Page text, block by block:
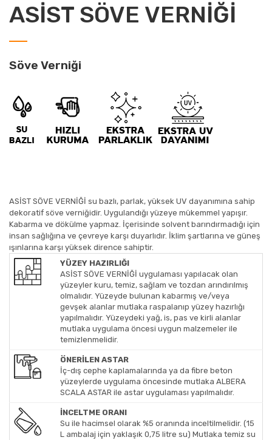
ASİST SÖVE VERNİĞİ
Söve Verniği
ASİST SÖVE VERNİĞİ su bazlı, parlak, yüksek UV dayanımına sahip
dekoratif söve verniğidir. Uygulandığı yüzeye mükemmel yapışır.
Kabarma ve dökülme yapmaz. İçerisinde solvent barındırmadığı için
insan sağlığına ve çevreye karşı duyarlıdır. İklim şartlarına ve güneş
ışınlarına karşı yüksek dirence sahiptir.
YÜZEY HAZIRLIĞI
ASİST SÖVE VERNİĞİ uygulaması yapılacak olan
yüzeyler kuru, temiz, sağlam ve tozdan arındırılmış
olmalıdır. Yüzeyde bulunan kabarmış ve/veya
gevşek alanlar mutlaka raspalanıp yüzey hazırlığı
yapılmalıdır. Yüzeydeki yağ, is, pas ve kirli alanlar
mutlaka uygulama öncesi uygun malzemeler ile
temizlenmelidir.
ÖNERİLEN ASTAR
İç-dış cephe kaplamalarında ya da fibre beton
yüzeylerde uygulama öncesinde mutlaka ALBERA
SCALA ASTAR ile astar uygulaması yapılmalıdır.
İNCELTME ORANI
Su ile hacimsel olarak %5 oranında inceltilmelidir. (15
L ambalaj için yaklaşık 0,75 litre su) Mutlaka temiz su